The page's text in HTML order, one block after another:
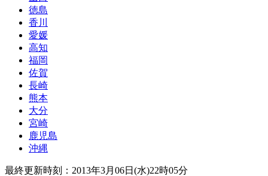
徳島
香川
愛媛
高知
福岡
佐賀
長崎
熊本
大分
宮崎
鹿児島
沖縄
最終更新時刻：2013年3月06日(水)22時05分